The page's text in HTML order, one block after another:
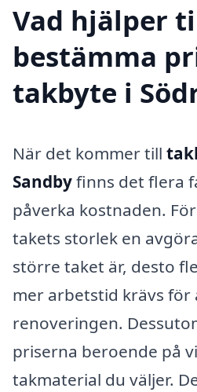
Vad hjälper
bestämma
takbyte i
När det kommer till
Sandbyfinns det flera
påverka kostnaden.
takets storlek en
större taket är, desto
mer arbetstid krävs
renoveringen.
priserna beroende på
takmaterial du väljer.